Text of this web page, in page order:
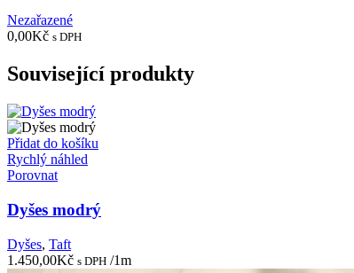
Nezařazené
0,00Kč s DPH
Související produkty
Přidat do košíku
Rychlý náhled
Porovnat
Dyšes modrý
Dyšes, Taft
1.450,00Kč s DPH /1m